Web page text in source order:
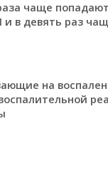
чаще
в девять раз
на